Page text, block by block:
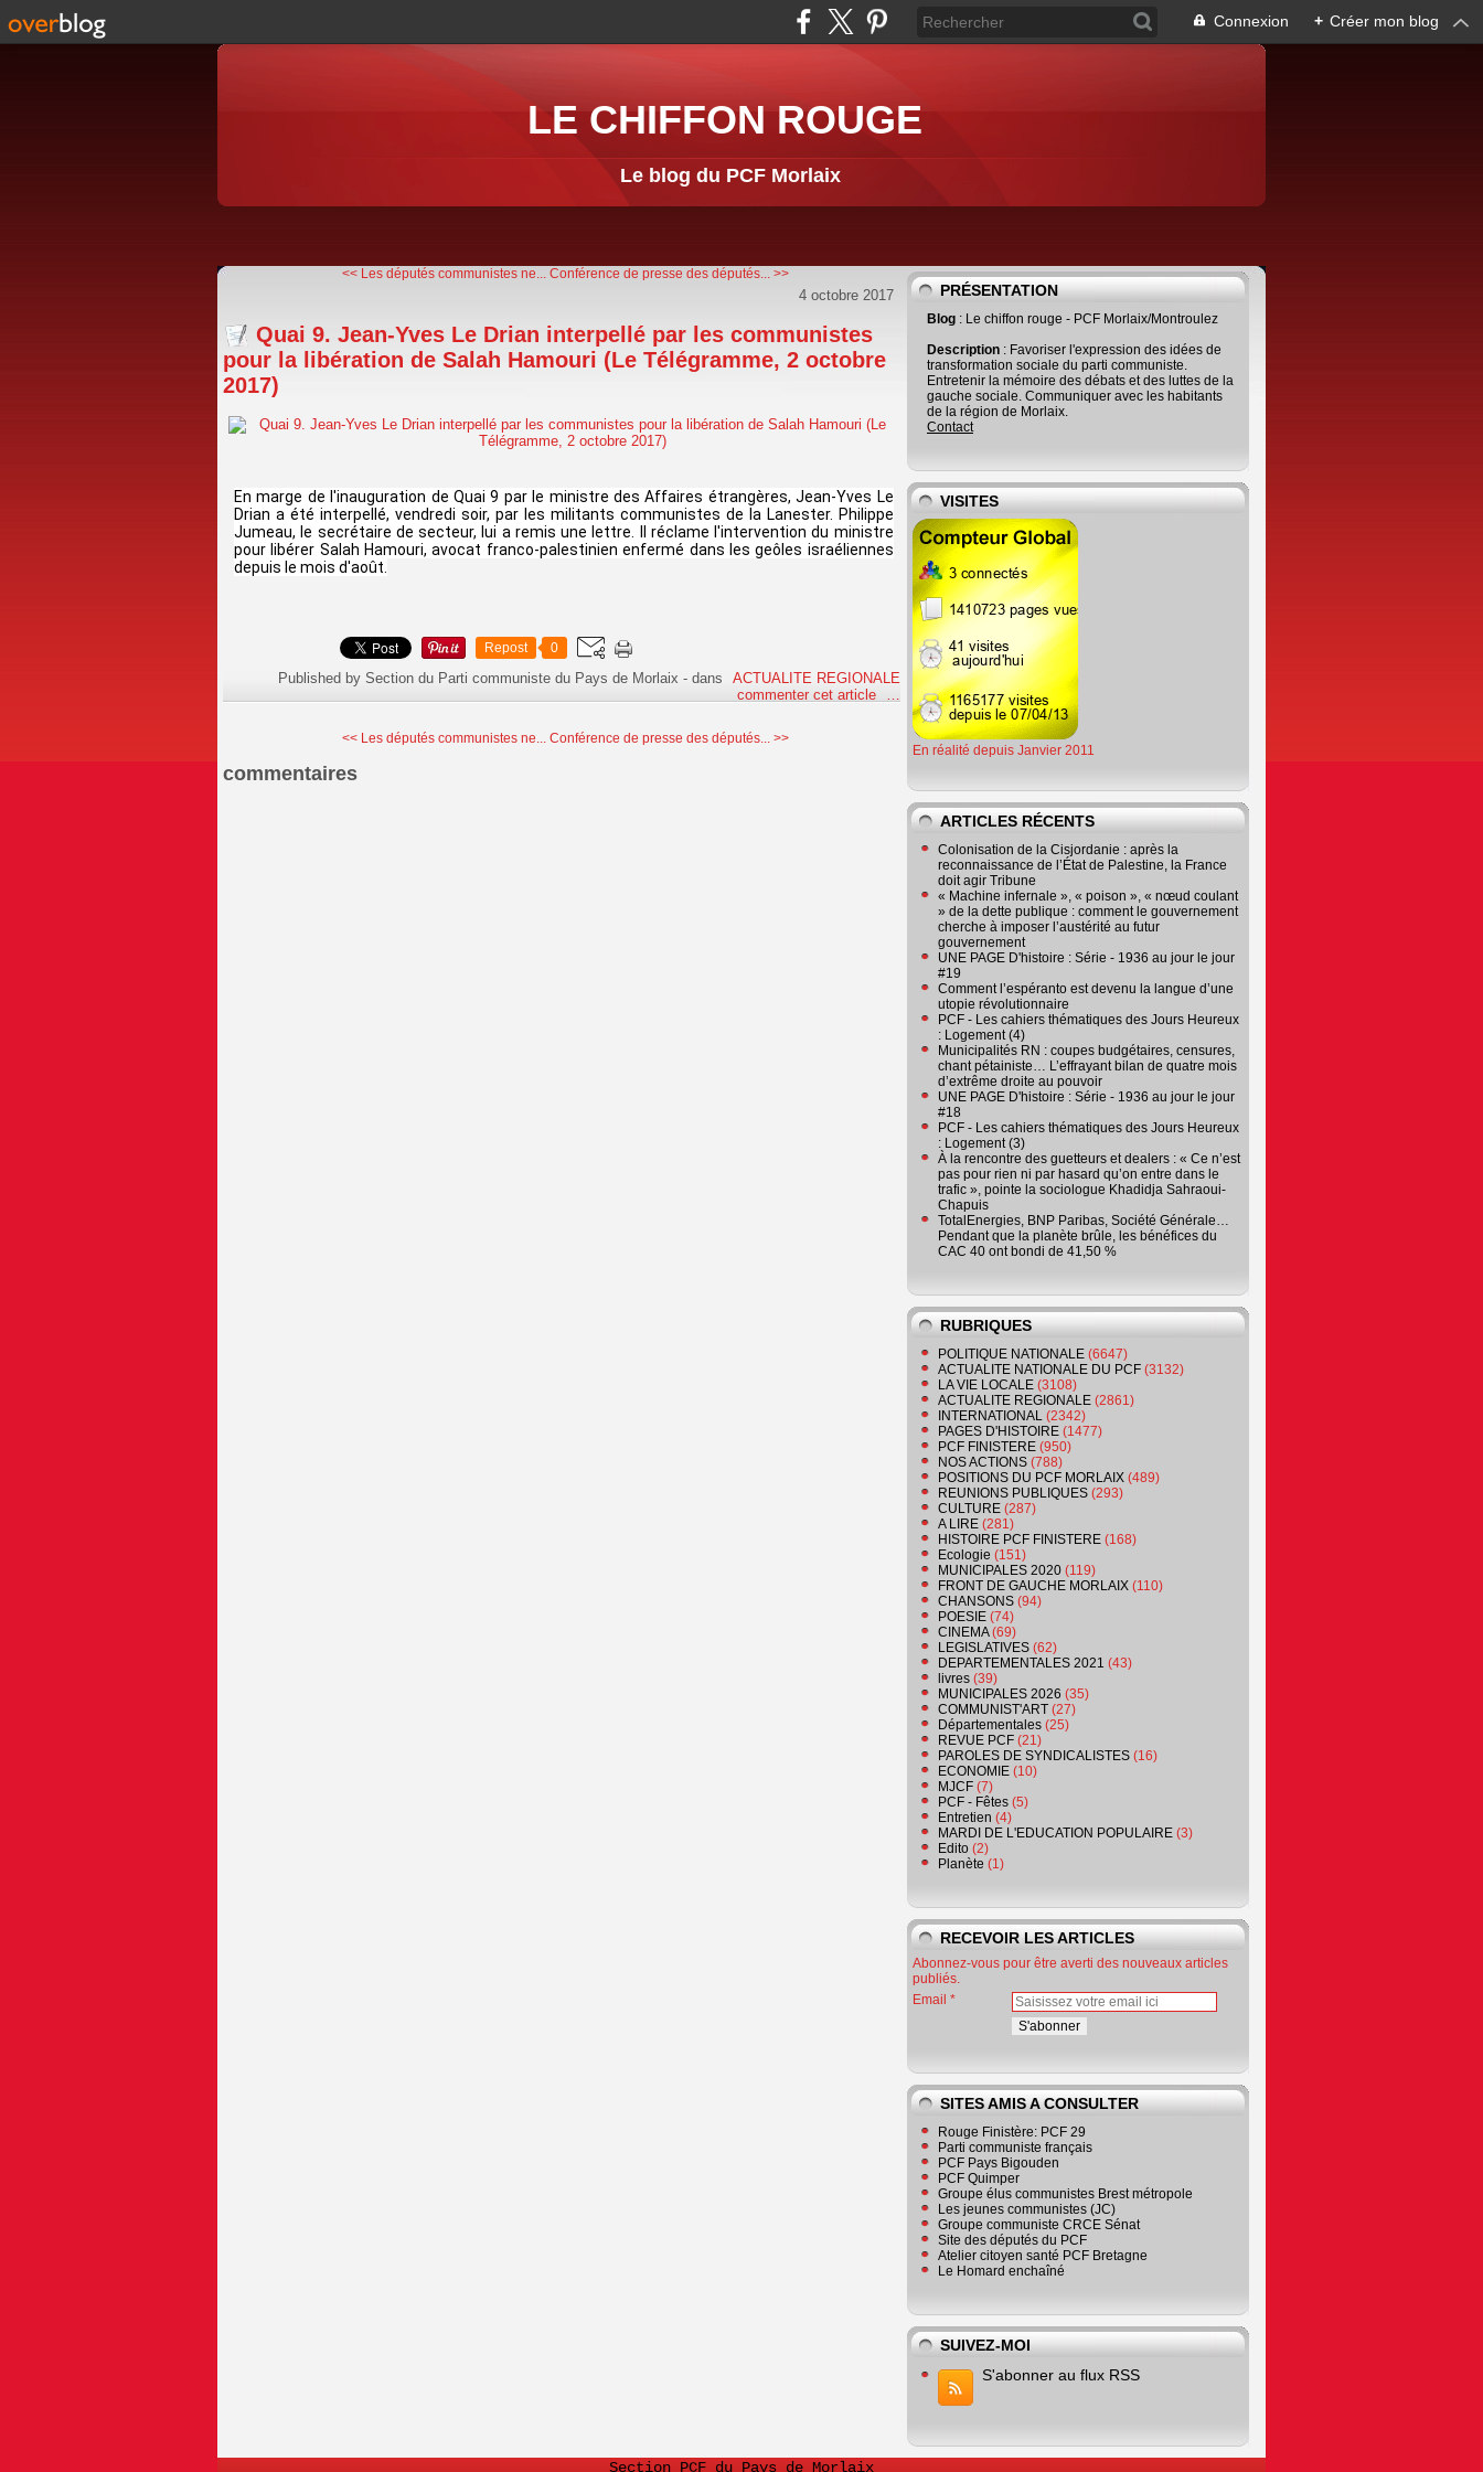
Connexion + Créer mon blog
LE CHIFFON ROUGE
Le blog du PCF Morlaix
<< Les députés communistes ne... Conférence de presse des députés... >>
4 octobre 2017
Quai 9. Jean-Yves Le Drian interpellé par les communistes
pour la libération de Salah Hamouri (Le Télégramme, 2 octobre
2017)
En marge de l'inauguration de Quai 9 par le ministre des Affaires étrangères, Jean-Yves Le
Drian a été interpellé, vendredi soir, par les militants communistes de la Lanester. Philippe
Jumeau, le secrétaire de secteur, lui a remis une lettre. Il réclame l'intervention du ministre
pour libérer Salah Hamouri, avocat franco-palestinien enfermé dans les geôles israéliennes
depuis le mois d'août.
Repost 0
Published by Section du Parti communiste du Pays de Morlaix -dans
ACTUALITE REGIONALE
commenter cet article
…
<< Les députés communistes ne... Conférence de presse des députés... >>
commentaires
PRÉSENTATION
Blog : Le chiffon rouge - PCF Morlaix/Montroulez
Description : Favoriser l'expression des idées de
transformation sociale du parti communiste.
Entretenir la mémoire des débats et des luttes de la
gauche sociale. Communiquer avec les habitants
de la région de Morlaix.
Contact
VISITES
En réalité depuis Janvier 2011
ARTICLES RÉCENTS
Colonisation de la Cisjordanie : après la
reconnaissance de l’État de Palestine, la France
doit agir Tribune
« Machine infernale », « poison », « nœud coulant
» de la dette publique : comment le gouvernement
cherche à imposer l’austérité au futur
gouvernement
UNE PAGE D'histoire : Série - 1936 au jour le jour
#19
Comment l’espéranto est devenu la langue d’une
utopie révolutionnaire
PCF - Les cahiers thématiques des Jours Heureux
: Logement (4)
Municipalités RN : coupes budgétaires, censures,
chant pétainiste… L’effrayant bilan de quatre mois
d’extrême droite au pouvoir
UNE PAGE D'histoire : Série - 1936 au jour le jour
#18
PCF - Les cahiers thématiques des Jours Heureux
: Logement (3)
À la rencontre des guetteurs et dealers : « Ce n’est
pas pour rien ni par hasard qu’on entre dans le
trafic », pointe la sociologue Khadidja Sahraoui-
Chapuis
TotalEnergies, BNP Paribas, Société Générale…
Pendant que la planète brûle, les bénéfices du
CAC 40 ont bondi de 41,50 %
RUBRIQUES
POLITIQUE NATIONALE (6647)
ACTUALITE NATIONALE DU PCF (3132)
LA VIE LOCALE (3108)
ACTUALITE REGIONALE (2861)
INTERNATIONAL (2342)
PAGES D'HISTOIRE (1477)
PCF FINISTERE (950)
NOS ACTIONS (788)
POSITIONS DU PCF MORLAIX (489)
REUNIONS PUBLIQUES (293)
CULTURE (287)
A LIRE (281)
HISTOIRE PCF FINISTERE (168)
Ecologie (151)
MUNICIPALES 2020 (119)
FRONT DE GAUCHE MORLAIX (110)
CHANSONS (94)
POESIE (74)
CINEMA(69)
LEGISLATIVES (62)
DEPARTEMENTALES 2021 (43)
livres (39)
MUNICIPALES 2026 (35)
COMMUNIST'ART (27)
Départementales (25)
REVUE PCF (21)
PAROLES DE SYNDICALISTES (16)
ECONOMIE (10)
MJCF (7)
PCF - Fêtes (5)
Entretien (4)
MARDI DE L'EDUCATION POPULAIRE (3)
Edito (2)
Planète (1)
RECEVOIR LES ARTICLES
Abonnez-vous pour être averti des nouveaux articles
publiés.
Email
SITES AMIS A CONSULTER
Rouge Finistère: PCF 29
Parti communiste français
PCF Pays Bigouden
PCF Quimper
Groupe élus communistes Brest métropole
Les jeunes communistes (JC)
Groupe communiste CRCE Sénat
Site des députés du PCF
Atelier citoyen santé PCF Bretagne
Le Homard enchaîné
SUIVEZ-MOI
S'abonner au flux RSS
Section PCF du Pays de Morlaix